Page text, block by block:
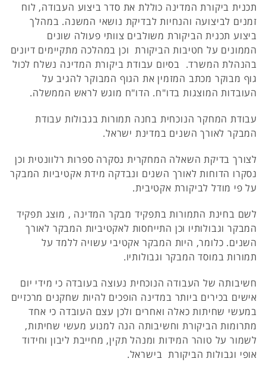
תכנית ביקורת המדינה כוללת את סדר ביצוע העבודה, לוח
זמנים לביצועה והנחיות לבדיקת נושאי המשנה. במהלך
ביצוע תכנית הביקורת משולבים צוותי פעולה שונים
הממונים על חטיבות הביקורת וכן במהלכה מתקיימים דיונים
בהנהלת המשרד. בסיום עבודת ביקורת המדינה נשלח לכול
גוף מבוקר מכתב המזמין את הגוף המבוקר להגיב על
העובדות המוצגות בדו"ח. הדו"ח מוגש לראש הממשלה.
עבודת המחקר הנוכחית בחנה תמורות בגבולות עבודת
המבקר לאורך השנים במדינת ישראל.
לצורך בדיקת השאלה המחקרית נסקרה ספרות רלוונטית וכן
נסקרו הדוחות לאורך השנים ונבדקה מידת אקטיביות המבקר
על פי מודל לביקורת אקטיבית.
לשם בחינת התמורות בתפקיד מבקר המדינה , מוצג תפקיד
המבקר וגבולותיו וכן התייחסות לאקטיביות המבקר לאורך
השנים. כלומר, היות המבקר אקטיבי עשויה ללמד על
תמורות במוסד המבקר וגבולותיו.
חשיבותה של העבודה הנוכחית נעוצה בעובדה כי מידי יום
אישים בכירים ביותר במדינה הופכים להיות שחקנים מרכזיים
במעשי שחיתות כאלה ואחרים ולכן עצם העובדה כי אחד
מתרומות הביקורת וחשיבותה הנה למנוע מעשי שחיתות,
לשמור על טוהר המידות ומנהל תקין, מחייבת ליבון וחידוד
אופי וגבולות הביקורת בישראל.